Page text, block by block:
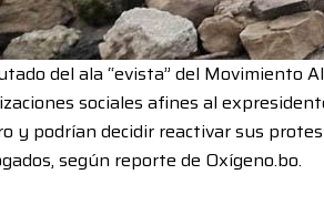
del ala “evista” del Movimiento
sociales afines al
y podrían decidir reactivar sus
según reporte de Oxígeno.bo.